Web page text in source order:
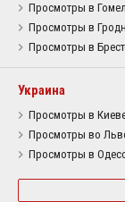
Просмотры в
Просмотры в
Просмотры в
Украина
Просмотры в
Просмотры во
Просмотры в